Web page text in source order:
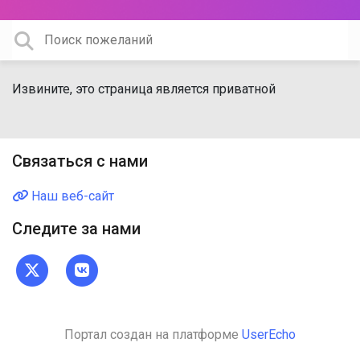
Извините, это страница является приватной
Связаться с нами
Наш веб-сайт
Следите за нами
Портал создан на платформе UserEcho